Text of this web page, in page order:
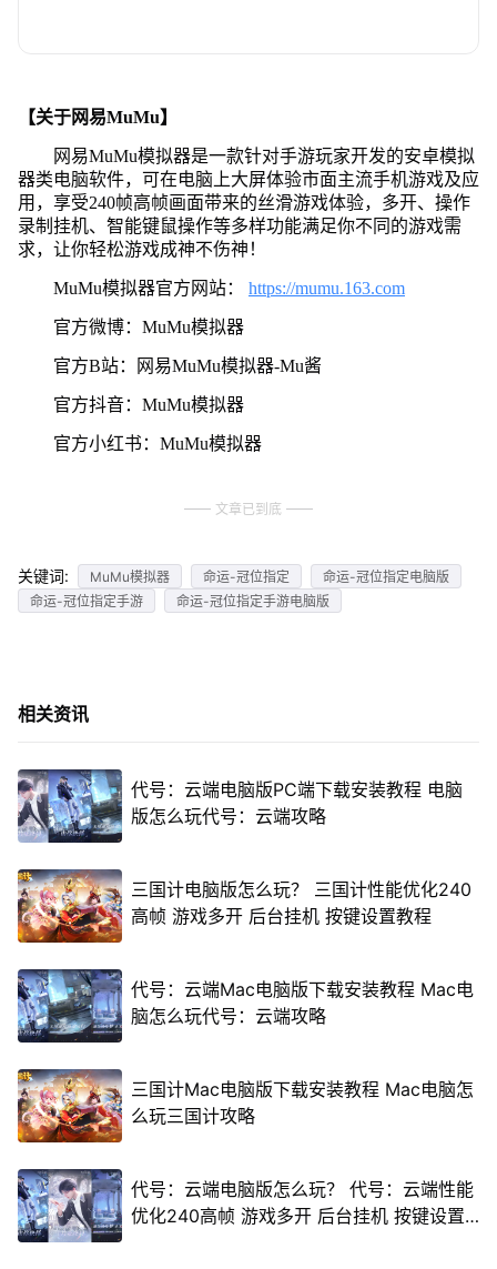
【关于网易MuMu】
网易MuMu模拟器是一款针对手游玩家开发的安卓模拟
器类电脑软件，可在电脑上大屏体验市面主流手机游戏及应
用，享受240帧高帧画面带来的丝滑游戏体验，多开、操作
录制挂机、智能键鼠操作等多样功能满足你不同的游戏需
求，让你轻松游戏成神不伤神！
MuMu模拟器官方网站： https://mumu.163.com
官方微博：MuMu模拟器
官方B站：网易MuMu模拟器-Mu酱
官方抖音：MuMu模拟器
官方小红书：MuMu模拟器
文章已到底
关键词: MuMu模拟器 命运-冠位指定
命运-冠位指定电脑版
命运-冠位指定手游
命运-冠位指定手游电脑版
相关资讯
代号：云端电脑版PC端下载安装教程 电脑
版怎么玩代号：云端攻略
三国计电脑版怎么玩？ 三国计性能优化240
高帧 游戏多开 后台挂机 按键设置教程
代号：云端Mac电脑版下载安装教程 Mac电
脑怎么玩代号：云端攻略
三国计Mac电脑版下载安装教程 Mac电脑怎
么玩三国计攻略
代号：云端电脑版怎么玩？ 代号：云端性能
优化240高帧 游戏多开 后台挂机 按键设置